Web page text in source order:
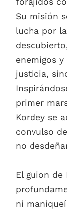
Su misión
lucha por
enemigos
justicia,
primer
Kordey se
convulso
no
El guion de
ni